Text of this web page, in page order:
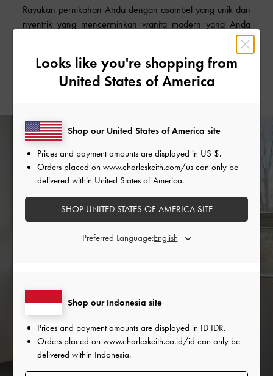
Rayakan pernikahan Anda dengan asambel yang unik dan
nyentrik yang mencerminkan wanita modern yang Anda
dambakan. Wujudkan tampilan tersebut dengan atasan
yang menarik. Lengkapi
outfitAnda dengan tasnylonMaisy yang dapat menjadi
pelengkapwardrobe harian Anda.
Looks like you're shopping from
United States of America
Shop our Indonesia site
Prices and payment amounts are displayed in ID IDR.
Orders placed on www.charleskeith.co.id/id can only be
delivered within Indonesia.
Shop our United States of America site
Prices and payment amounts are displayed in US $.
Orders placed on www.charleskeith.com/us can only be
delivered within United States of America.
SHOP UNITED STATES OF AMERICA SITE
Preferred Language: